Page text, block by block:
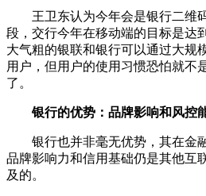
王卫东认为今年会是银行二维
段，交行今年在移动端的目标是达
大气粗的银联和银行可以通过大规
用户，但用户的使用习惯恐怕就不
了。
银行的优势：品牌影响和风控
银行也并非毫无优势，其在金
品牌影响力和信用基础仍是其他互
及的。